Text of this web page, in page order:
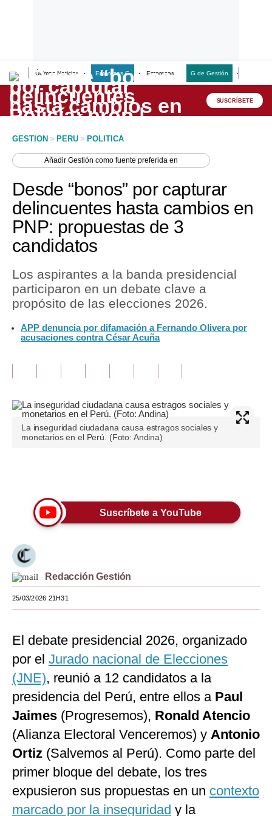
Últimas Noticias Empresas G Empresas G de Gestión
Lo último
Peru Quiosco
Economía
Mercados
Perú
Política
Tu Dinero
Inmobiliarias
Editorial
Pregunta de hoy
Lujo
Moda
Estilos
Mundo
EEUU
México
España
Tecnología
Club del Suscriptor
Mix
G de Gestión
SUSCRÍBETE
GESTION > PERU > POLITICA
AñadirGestión como fuente preferida en
Desde “bonos” por capturar
delincuentes hasta cambios en
PNP: propuestas de 3
candidatos
Los aspirantes a la banda presidencial
participaron en un debate clave a
propósito de las elecciones 2026.
APP denuncia por difamación a Fernando Olivera por
acusaciones contra César Acuña
La inseguridad ciudadana causa estragos sociales y
monetarios en el Perú. (Foto: Andina)
Suscríbete a YouTube
Redacción Gestión
25/03/2026 21H31
El debate presidencial 2026, organizado
por el Jurado nacional de Elecciones
(JNE), reunió a 12 candidatos a la
presidencia del Perú, entre ellos a Paul
Jaimes (Progresemos), Ronald Atencio
(Alianza Electoral Venceremos) y Antonio
Ortiz (Salvemos al Perú). Como parte del
primer bloque del debate, los tres
expusieron sus propuestas en un contexto
marcado por la inseguridad y la